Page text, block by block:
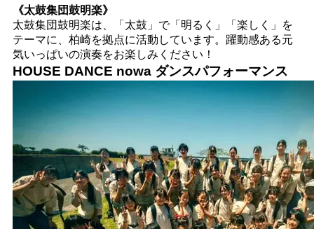
《太鼓集団鼓明楽》
太鼓集団鼓明楽は、「太鼓」で「明るく」「楽しく」を
テーマに、柏崎を拠点に活動しています。躍動感ある元
気いっぱいの演奏をお楽しみください！
HOUSE DANCE nowa ダンスパフォーマンス